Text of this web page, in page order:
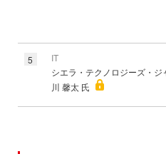
5
IT
シエラ・テクノロジーズ・
川 馨太 氏